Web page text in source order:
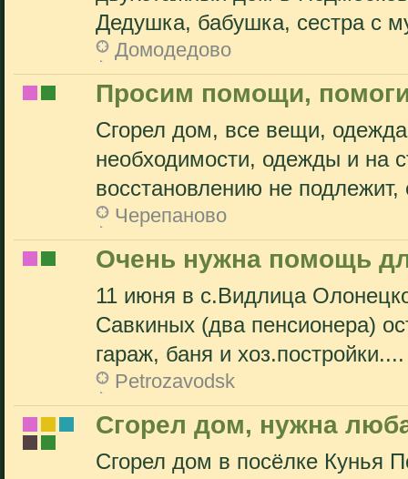
Дедушка, бабушка, сестра с
Домодедово
Просим помощи,
Сгорел дом, все вещи,
необходимости, одежды и на
восстановлению не подлежит,
Черепаново
Очень нужна помощь
11 июня в с.Видлица
Савкиных (два пенсионера)
гараж, баня и хоз.постройки....
Petrozavodsk
Сгорел дом, нужна
Сгорел дом в посёлке Кунья